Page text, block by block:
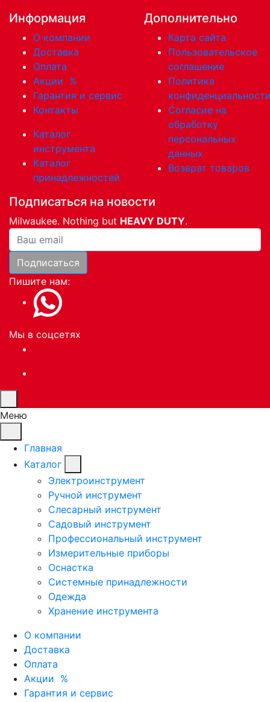
Информация
О компании
Доставка
Оплата
Акции %
Гарантия и сервис
Контакты
Каталог
инструмента
Каталог
принадлежностей
Дополнительно
Карта сайта
Пользовательское
соглашение
Политика
Согласие на
обработку
персональных
данных
Возврат товаров
Подписаться на новости
Milwaukee. Nothing but HEAVY DUTY.
Ваша почта
Подписаться
Пишите нам:
Мы в соцсетях
Меню
Главная
Каталог
Электроинструмент
Ручной инструмент
Слесарный инструмент
Садовый инструмент
Профессиональный инструмент
Измерительные приборы
Оснастка
Системные принадлежности
Одежда
Хранение инструмента
О компании
Доставка
Оплата
Акции %
Гарантия и сервис